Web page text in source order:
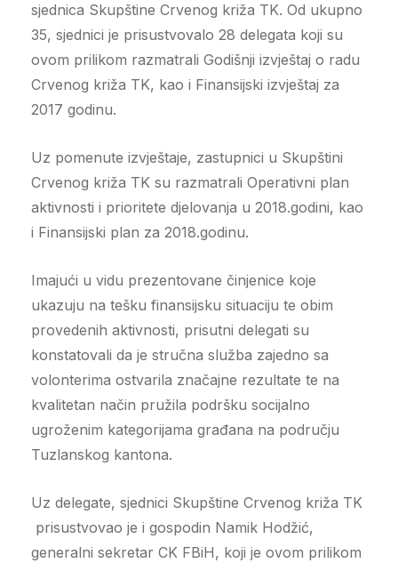
sjednica Skupštine Crvenog križa TK. Od ukupno
35, sjednici je prisustvovalo 28 delegata koji su
ovom prilikom razmatrali Godišnji izvještaj o radu
Crvenog križa TK, kao i Finansijski izvještaj za
2017 godinu.
Uz pomenute izvještaje, zastupnici u Skupštini
Crvenog križa TK su razmatrali Operativni plan
aktivnosti i prioritete djelovanja u 2018.godini, kao
i Finansijski plan za 2018.godinu.
Imajući u vidu prezentovane činjenice koje
ukazuju na tešku finansijsku situaciju te obim
provedenih aktivnosti, prisutni delegati su
konstatovali da je stručna služba zajedno sa
volonterima ostvarila značajne rezultate te na
kvalitetan način pružila podršku socijalno
ugroženim kategorijama građana na području
Tuzlanskog kantona.
Uz delegate, sjednici Skupštine Crvenog križa TK
prisustvovao je i gospodin Namik Hodžić,
generalni sekretar CK FBiH, koji je ovom prilikom